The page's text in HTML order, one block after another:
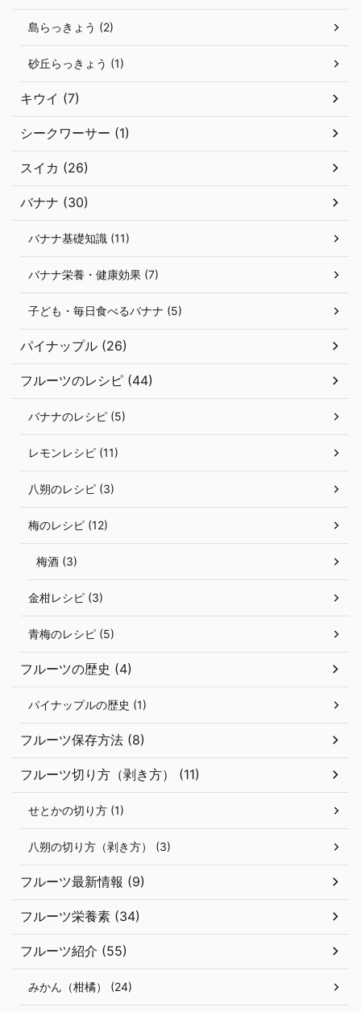
島らっきょう (2)
砂丘らっきょう (1)
キウイ (7)
シークワーサー (1)
スイカ (26)
バナナ (30)
バナナ基礎知識 (11)
バナナ栄養・健康効果 (7)
子ども・毎日食べるバナナ (5)
パイナップル (26)
フルーツのレシピ (44)
バナナのレシピ (5)
レモンレシピ (11)
八朔のレシピ (3)
梅のレシピ (12)
梅酒 (3)
金柑レシピ (3)
青梅のレシピ (5)
フルーツの歴史 (4)
パイナップルの歴史 (1)
フルーツ保存方法 (8)
フルーツ切り方（剥き方） (11)
せとかの切り方 (1)
八朔の切り方（剥き方） (3)
フルーツ最新情報 (9)
フルーツ栄養素 (34)
フルーツ紹介 (55)
みかん（柑橘） (24)